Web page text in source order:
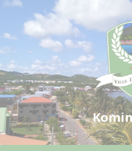
Skip
content
Skip
navigation
Skip
footer